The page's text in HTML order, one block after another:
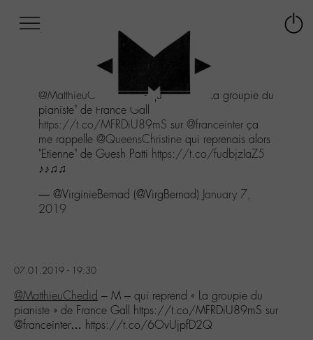
au
menu
Aller
contenu
Aller
recherche
@MatthieuChedid- M - qui reprend "La groupie du
pianiste" de France Gall
https://t.co/MFRDiU89mS sur @franceinter ça
me rappelle @QueensChristine qui reprenais alors
"Etienne" de Guesh Patti https://t.co/fudbjzIaZ5
♪♪♫♫
— @VirginieBernad (@VirgBernad) January 7,
2019
07.01.2019 - 19:30
@MatthieuChedid – M – qui reprend « La groupie du
pianiste » de France Gall https://t.co/MFRDiU89mS sur
@franceinter… https://t.co/6OvUjpfD2Q